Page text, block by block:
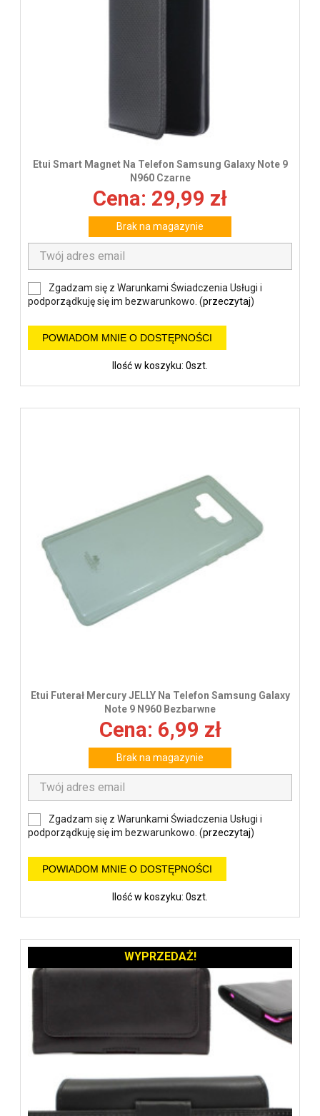
Etui Smart Magnet Na Telefon Samsung Galaxy Note 9
N960 Czarne
Cena: 29,99 zł
Brak na magazynie
Zgadzam się z Warunkami Świadczenia Usługi i
podporządkuję się im bezwarunkowo. (przeczytaj)
POWIADOM MNIE O DOSTĘPNOŚCI
Ilość w koszyku: 0szt.
Etui Futerał Mercury JELLY Na Telefon Samsung Galaxy
Note 9 N960 Bezbarwne
Cena: 6,99 zł
Brak na magazynie
Zgadzam się z Warunkami Świadczenia Usługi i
podporządkuję się im bezwarunkowo. (przeczytaj)
POWIADOM MNIE O DOSTĘPNOŚCI
Ilość w koszyku: 0szt.
WYPRZEDAŻ!